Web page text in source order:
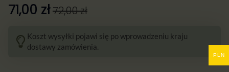
72,00zł
Pierwotna
cena
wynosiła:
71,00 zł
Aktualna
cena:
71,00 zł.
Koszt wysyłki pojawi się po wprowadzeniu kraju
dostawy zamówienia.
PLN